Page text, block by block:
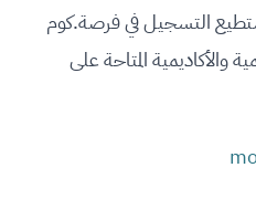
التسجيل في فرصة.كوم
والأكاديمية المتاحة على